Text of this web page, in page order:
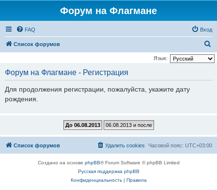
Форум на Флагмане
FAQ Вход
Список форумов
о
Язык:
Форум на Флагмане - Регистрация
Для продолжения регистрации, пожалуйста, укажите дату
рождения.
Список форумов Часовой пояс: UTC+03:00
Удалить cookies
Создано на основе phpBB® Forum Software © phpBB Limited
Русская поддержка phpBB
Конфиденциальность| Правила